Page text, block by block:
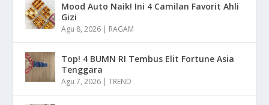
Mood Auto Naik! Ini 4 Camilan Favorit Ahli
Gizi
Agu 8, 2026 | RAGAM
Top! 4 BUMN RI Tembus Elit Fortune Asia
Tenggara
Agu 7, 2026 |TREND